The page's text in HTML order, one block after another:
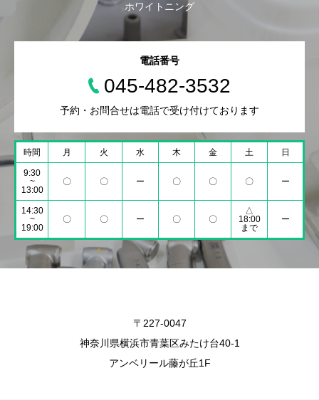
ホワイトニング
電話番号
045-482-3532
予約・お問合せは電話で受け付けております
時間 月 火 水 木 金 土 日
9:30
~
13:00
〇 〇 ー 〇 〇 〇 ー
14:30
~
19:00
〇 〇 ー 〇 〇
△
18:00
まで
ー
〒227-0047
神奈川県横浜市青葉区みたけ台40-1
アンベリール藤が丘1F